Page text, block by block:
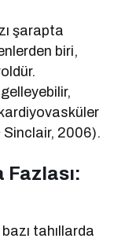
şarapta
biri,
2006).
Fazlası:
tahıllarda